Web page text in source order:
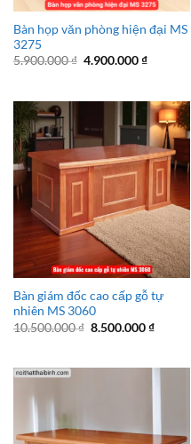
Bàn họp văn phòng hiện đại MS
3275
5.900.000₫ Giá
4.900.000₫Giá
Bàn giám đốc cao cấp gỗ tự
nhiên MS 3060
10.500.000₫ Giá
8.500.000₫Giá